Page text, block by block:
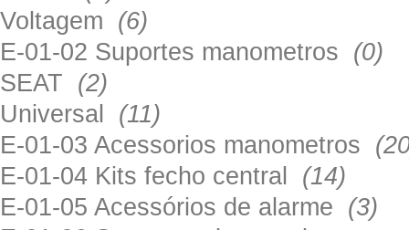
Voltagem (6)
E-01-02 Suportes manometros (0)
SEAT (2)
Universal (11)
E-01-03 Acessorios manometros
E-01-04 Kits fecho central (14)
E-01-05 Acessórios de alarme (3)